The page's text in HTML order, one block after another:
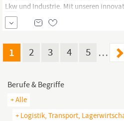
Lkw und Industrie. Mit unseren
Mobilität, Bio-LNG und Photovoltaik
nachhaltigen Gestaltung
1 2 3 4 5 …
Berufe & Begriffe
+ Alle
+ Logistik, Transport,